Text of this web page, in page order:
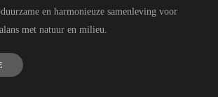
en harmonieuze samenleving voor
met natuur en milieu.